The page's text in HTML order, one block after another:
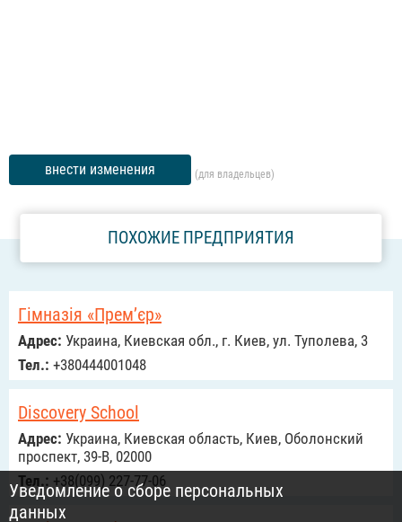
внести изменения (для владельцев)
ПОХОЖИЕ ПРЕДПРИЯТИЯ
Гімназія «Прем’єр»
Адрес: Украина, Киевская обл., г. Киев, ул. Туполева, 3
Тел.: +380444001048
Discovery School
Адрес: Украина, Киевская область, Киев, Оболонский
проспект, 39-В, 02000
Тел.: +38(099) 227-77-06
Уведомление о сборе персональных
данных